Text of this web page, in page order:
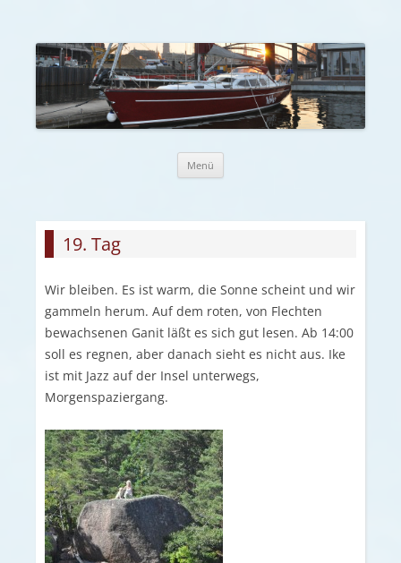
Menü
19. Tag
Wir bleiben. Es ist warm, die Sonne scheint und wir
gammeln herum. Auf dem roten, von Flechten
bewachsenen Ganit läßt es sich gut lesen. Ab 14:00
soll es regnen, aber danach sieht es nicht aus. Ike
ist mit Jazz auf der Insel unterwegs,
Morgenspaziergang.